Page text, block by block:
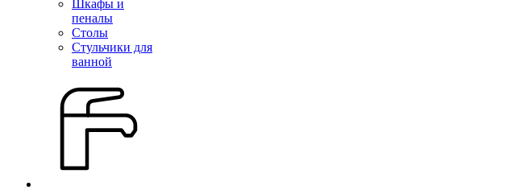
Шкафы и
пеналы
Столы
Стульчики для
ванной